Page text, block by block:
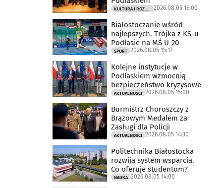
2026.08.05 16:00
Białostoczanie wśród
najlepszych. Trójka z KS-u
Podlasie na MŚ U-20
SPORT 2026.08.05 15:17
Kolejne instytucje w
Podlaskiem wzmocnią
bezpieczeństwo kryzysowe
AKTUALNOŚCI 2026.08.05 15:00
Burmistrz Choroszczy z
Brązowym Medalem za
Zasługi dla Policji
AKTUALNOŚCI 2026.08.05 14:30
Politechnika Białostocka
rozwija system wsparcia.
Co oferuje studentom?
NAUKA 2026.08.05 14:00